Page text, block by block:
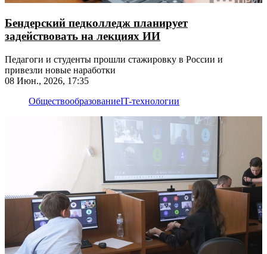
Бендерский педколледж планирует
задействовать на лекциях ИИ
Педагоги и студенты прошли стажировку в России и
привезли новые наработки
08 Июн., 2026, 17:35
ОбществообразованиеIT-технологии